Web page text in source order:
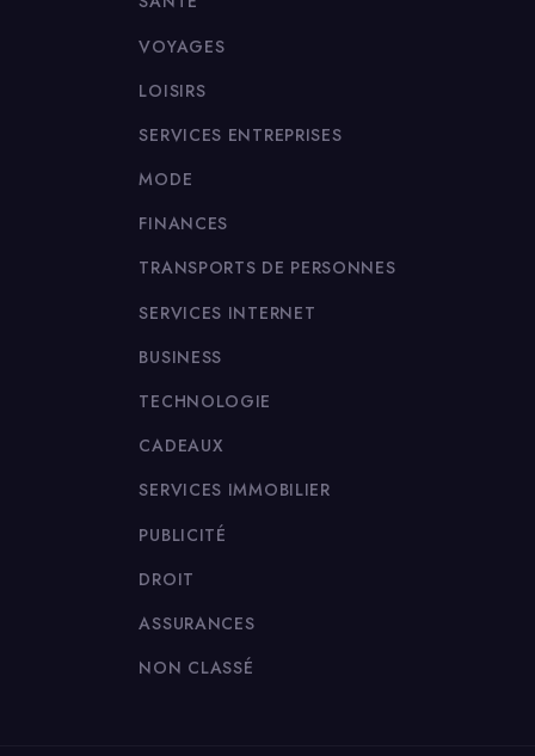
VOYAGES
LOISIRS
SERVICES ENTREPRISES
MODE
FINANCES
TRANSPORTS DE PERSONNES
SERVICES INTERNET
BUSINESS
TECHNOLOGIE
CADEAUX
SERVICES IMMOBILIER
PUBLICITÉ
DROIT
ASSURANCES
NON CLASSÉ